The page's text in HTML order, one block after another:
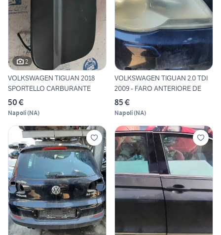
2
VOLKSWAGEN TIGUAN 2018
SPORTELLO CARBURANTE
50 €
Napoli(NA)
VOLKSWAGEN TIGUAN 2.0 TDI
2009 - FARO ANTERIORE DE
85 €
Napoli(NA)